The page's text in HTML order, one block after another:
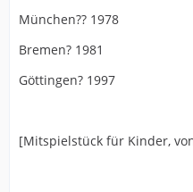
München?? 1978
Bremen? 1981
Göttingen? 1997
[Mitspielstück für Kinder,